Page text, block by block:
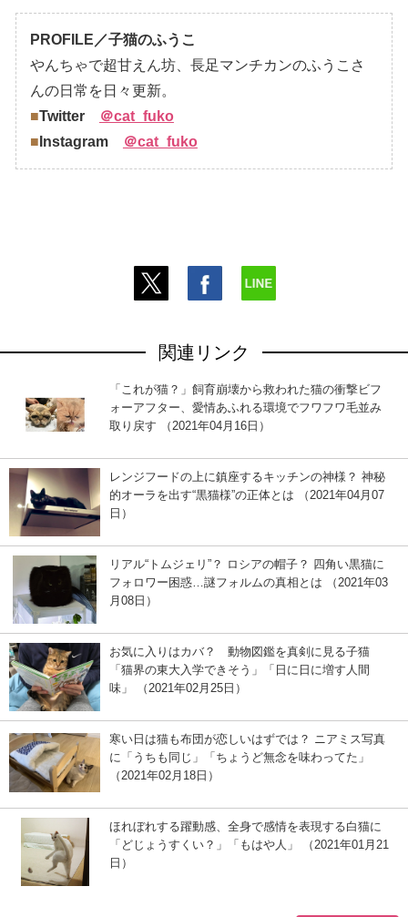
PROFILE／子猫のふうこ
んちゃで超甘えん坊、長足マンチカンのふうこさ
んの日常を日々更新。
■Twitter
＠cat_fuko
■ Instagram ＠cat_fuko
関連リンク
「これが猫？」飼育崩壊から救われた猫の衝撃ビフ
ォーアフター、愛情あふれる環境でフワフワ毛並み
取り戻す （2021年04月16日）
レンジフードの上に鎮座するキッチンの神様？ 神秘
的オーラを出す“黒猫様”の正体とは （2021年04月07
日）
リアル“トムジェリ”？ ロシアの帽子？ 四角い黒猫に
フォロワー困惑…謎フォルムの真相とは （2021年03
月08日）
お気に入りはカバ？ 動物図鑑を真剣に見る子猫
「猫界の東大入学できそう」「日に日に増す人間
味」 （2021年02月25日）
寒い日は猫も布団が恋しいはずでは？ ニアミス写真
に「うちも同じ」「ちょうど無念を味わってた」
（2021年02月18日）
ほれぼれする躍動感、全身で感情を表現する白猫に
「どじょうすくい？」「もはや人」 （2021年01月21
日）